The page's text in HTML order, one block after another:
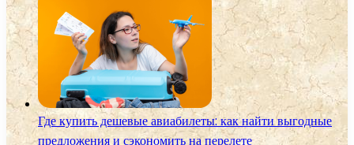
Где купить дешевые авиабилеты: как найти выгодные
предложения и сэкономить на перелете